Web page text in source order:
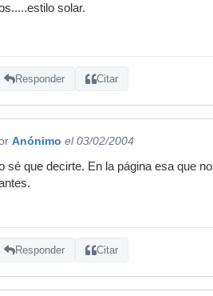
solar.
Responder Citar
Anónimo el 03/02/2004
sé que decirte. En la página esa que
Responder Citar